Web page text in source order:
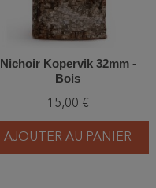
Nichoir Kopervik 32mm -
Bois
15,00 €
AJOUTER AU PANIER